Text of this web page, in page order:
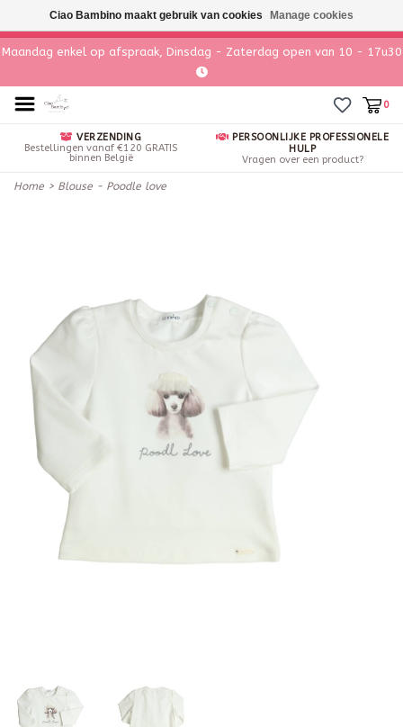
Maandag enkel op afspraak, Dinsdag - Zaterdag open van 10 - 17u30
0
VERZENDING
Bestellingen vanaf €120 GRATIS
binnen België
PERSOONLIJKE PROFESSIONELE
HULP
Vragen over een product?
Home > Blouse - Poodle love
Ciao Bambino maakt gebruik van cookies Manage cookies